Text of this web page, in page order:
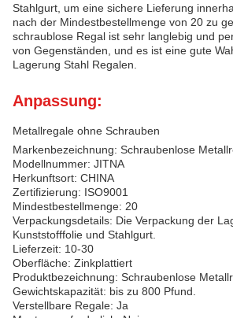
Stahlgurt, um eine sichere Lieferung
nach der Mindestbestellmenge von 20 zu
schraublose Regal ist sehr langlebig und
von Gegenständen, und es ist eine gute
Lagerung Stahl Regalen.
Anpassung:
Metallregale ohne Schrauben
Markenbezeichnung: Schraubenlose
Modellnummer: JITNA
Herkunftsort: CHINA
Zertifizierung: ISO9001
Mindestbestellmenge: 20
Verpackungsdetails: Die Verpackung der
Kunststofffolie und Stahlgurt.
Lieferzeit: 10-30
Oberfläche: Zinkplattiert
Produktbezeichnung: Schraubenlose
Gewichtskapazität: bis zu 800 Pfund.
Verstellbare Regale: Ja